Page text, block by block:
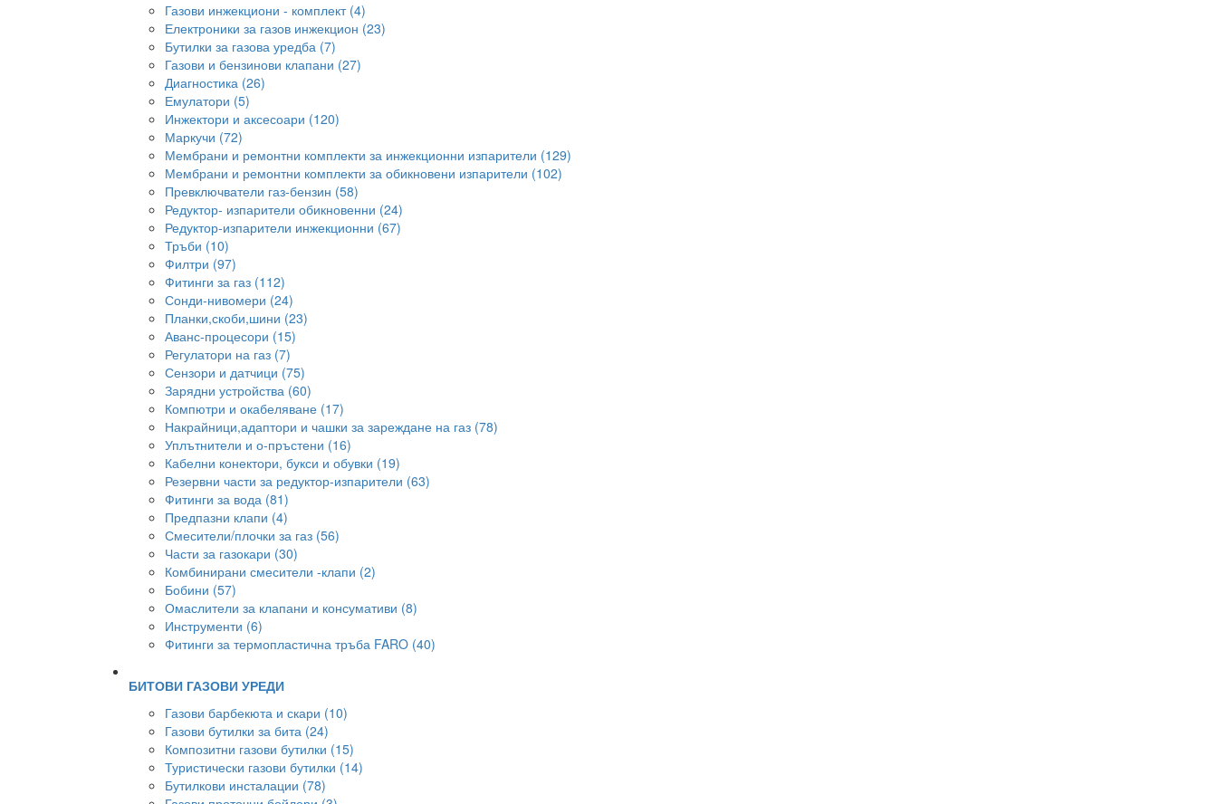
Газови инжекциони - комплект (4)
Електроники за газов инжекцион (23)
Бутилки за газова уредба (7)
Газови и бензинови клапани (27)
Диагностика (26)
Емулатори (5)
Инжектори и аксесоари (120)
Маркучи (72)
Мембрани и ремонтни комплекти за инжекционни изпарители (129)
Мембрани и ремонтни комплекти за обикновени изпарители (102)
Превключватели газ-бензин (58)
Редуктор- изпарители обикновенни (24)
Редуктор-изпарители инжекционни (67)
Тръби (10)
Филтри (97)
Фитинги за газ (112)
Сонди-нивомери (24)
Планки,скоби,шини (23)
Аванс-процесори (15)
Регулатори на газ (7)
Сензори и датчици (75)
Зарядни устройства (60)
Компютри и окабеляване (17)
Накрайници,адаптори и чашки за зареждане на газ (78)
Уплътнители и о-пръстени (16)
Кабелни конектори, букси и обувки (19)
Резервни части за редуктор-изпарители (63)
Фитинги за вода (81)
Предпазни клапи (4)
Смесители/плочки за газ (56)
Части за газокари (30)
Комбинирани смесители -клапи (2)
Бобини (57)
Омаслители за клапани и консумативи (8)
Инструменти (6)
Фитинги за термопластична тръба FARO (40)
БИТОВИ ГАЗОВИ УРЕДИ
Газови барбекюта и скари (10)
Газови бутилки за бита (24)
Композитни газови бутилки (15)
Туристически газови бутилки (14)
Бутилкови инсталации (78)